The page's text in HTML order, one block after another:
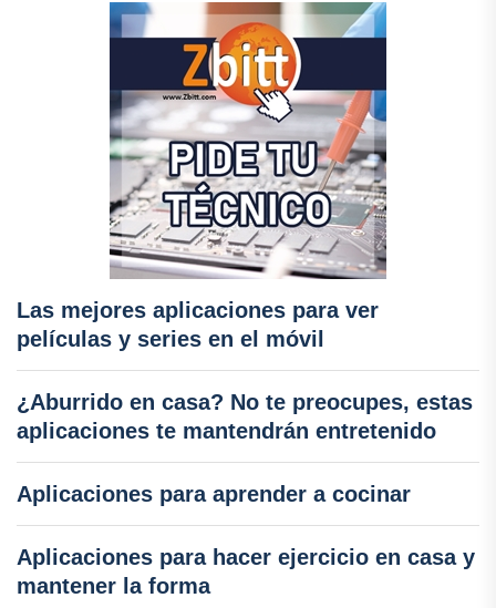
Las mejores aplicaciones para ver
películas y series en el móvil
¿Aburrido en casa? No te preocupes, estas
aplicaciones te mantendrán entretenido
Aplicaciones para aprender a cocinar
Aplicaciones para hacer ejercicio en casa y
mantener la forma